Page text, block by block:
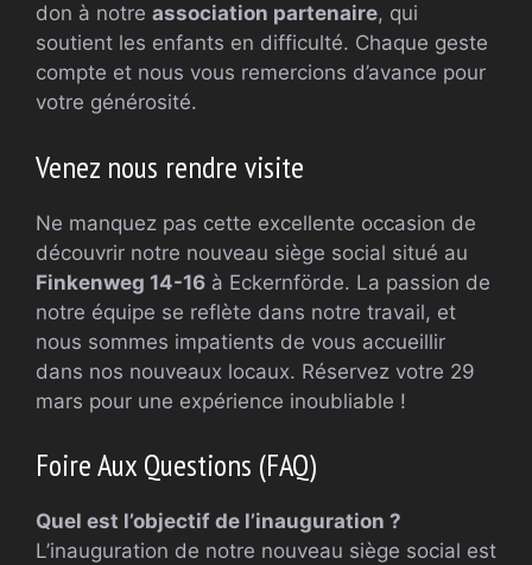
don à notre association partenaire, qui
soutient les enfants en difficulté. Chaque geste
compte et nous vous remercions d’avance pour
votre générosité.
Venez nous rendre visite
Ne manquez pas cette excellente occasion de
découvrir notre nouveau siège social situé au
Finkenweg 14-16 à Eckernförde. La passion de
notre équipe se reflète dans notre travail, et
nous sommes impatients de vous accueillir
dans nos nouveaux locaux. Réservez votre 29
mars pour une expérience inoubliable !
Foire Aux Questions (FAQ)
Quel est l’objectif de l’inauguration ?
L’inauguration de notre nouveau siège social est